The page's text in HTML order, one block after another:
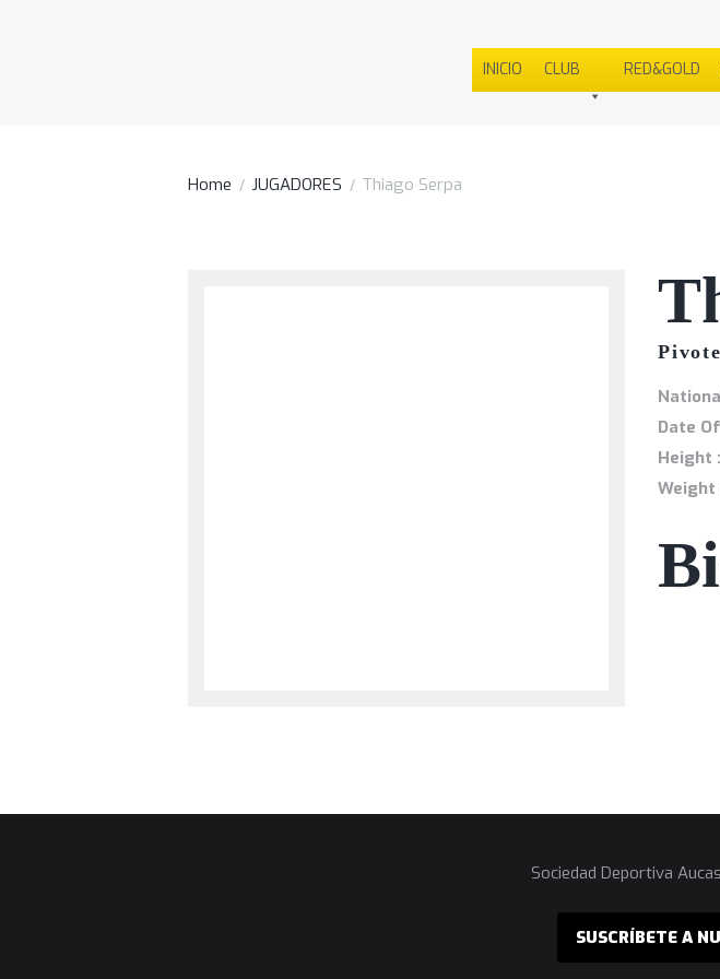
INICIO CLUB RED&GOLD
Home JUGADORES Thiago Serpa
Pivote
Date
Height
Weight
Sociedad Deportiva
SUSCRÍBETE A